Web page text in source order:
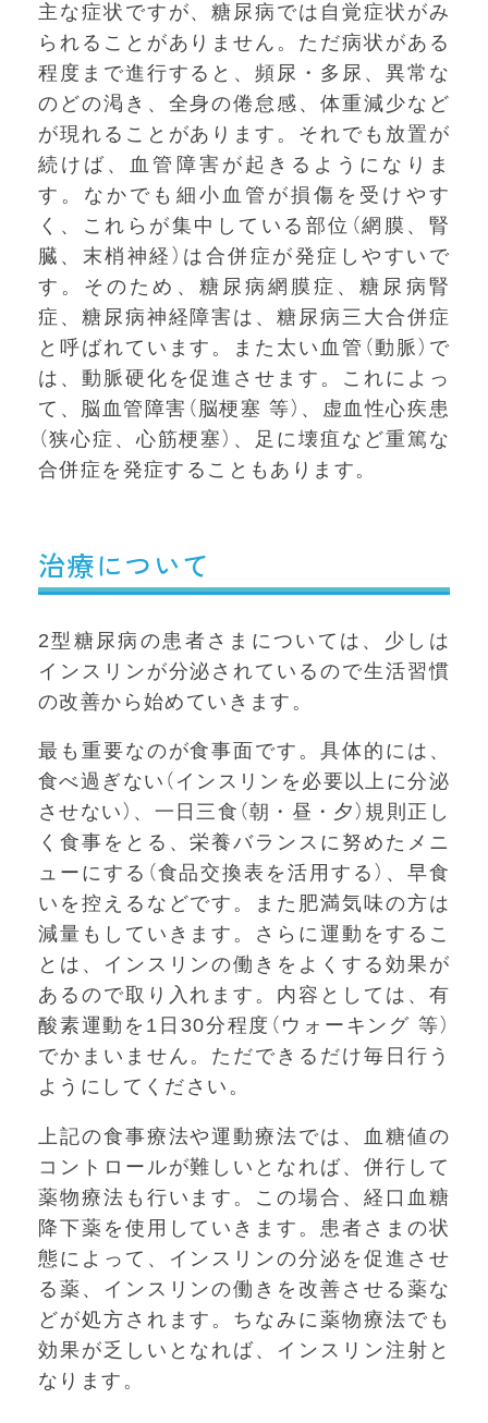
主な症状ですが、糖尿病では自覚症状がみ
られることがありません。ただ病状がある
程度まで進行すると、頻尿・多尿、異常な
のどの渇き、全身の倦怠感、体重減少など
が現れることがあります。それでも放置が
続けば、血管障害が起きるようになりま
す。なかでも細小血管が損傷を受けやす
く、これらが集中している部位（網膜、腎
臓、末梢神経）は合併症が発症しやすいで
す。そのため、糖尿病網膜症、糖尿病腎
症、糖尿病神経障害は、糖尿病三大合併症
と呼ばれています。また太い血管（動脈）で
は、動脈硬化を促進させます。これによっ
て、脳血管障害（脳梗塞 等）、虚血性心疾患
（狭心症、心筋梗塞）、足に壊疽など重篤な
合併症を発症することもあります。
治療について
2型糖尿病の患者さまについては、少しは
インスリンが分泌されているので生活習慣
の改善から始めていきます。
最も重要なのが食事面です。具体的には、
食べ過ぎない（インスリンを必要以上に分泌
させない）、一日三食（朝・昼・夕）規則正し
く食事をとる、栄養バランスに努めたメニ
ューにする（食品交換表を活用する）、早食
いを控えるなどです。また肥満気味の方は
減量もしていきます。さらに運動をするこ
とは、インスリンの働きをよくする効果が
あるので取り入れます。内容としては、有
酸素運動を1日30分程度（ウォーキング 等）
でかまいません。ただできるだけ毎日行う
ようにしてください。
上記の食事療法や運動療法では、血糖値の
コントロールが難しいとなれば、併行して
薬物療法も行います。この場合、経口血糖
降下薬を使用していきます。患者さまの状
態によって、インスリンの分泌を促進させ
る薬、インスリンの働きを改善させる薬な
どが処方されます。ちなみに薬物療法でも
効果が乏しいとなれば、インスリン注射と
なります。